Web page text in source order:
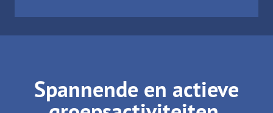
Spannende en actieve